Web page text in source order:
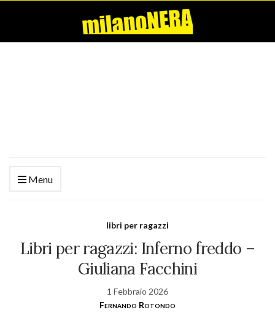
Menu
libri per ragazzi
Libri per ragazzi: Inferno freddo –
Giuliana Facchini
1 Febbraio 2026
Fernando Rotondo